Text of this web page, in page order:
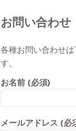
お問い合わせ
各種お問い合わせ
す。
お名前 (必須)
メールアドレス (必